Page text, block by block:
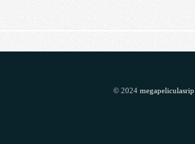
© 2024 megapeliculasrip